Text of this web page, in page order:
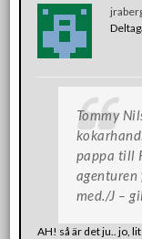
Tommy
pappa till
agenturen
med./J –
AH! så är det ju.. jo,